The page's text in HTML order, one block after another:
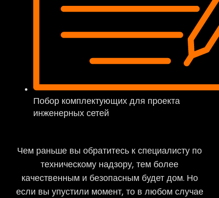
Побор комплектующих для проекта
инженерных сетей
Чем раньше вы обратитесь к специалисту по
техническому надзору, тем более
качественным и безопасным будет дом. Но
если вы упустили момент, то в любом случае